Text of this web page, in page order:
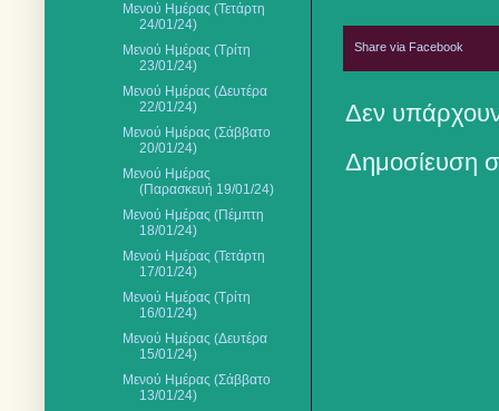
Share via Facebook
Δεν
Δημοσίευση
Μενού Ημέρας (Τετάρτη
24/01/24)
Μενού Ημέρας (Τρίτη
23/01/24)
Μενού Ημέρας (Δευτέρα
22/01/24)
Μενού Ημέρας (Σάββατο
20/01/24)
Μενού Ημέρας
(Παρασκευή 19/01/24)
Μενού Ημέρας (Πέμπτη
18/01/24)
Μενού Ημέρας (Τετάρτη
17/01/24)
Μενού Ημέρας (Τρίτη
16/01/24)
Μενού Ημέρας (Δευτέρα
15/01/24)
Μενού Ημέρας (Σάββατο
13/01/24)